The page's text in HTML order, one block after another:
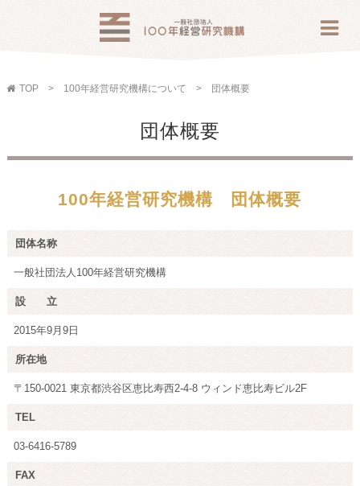
TOP 100年経営研究機構について 団体概要
団体概要
100年経営研究機構 団体概要
団体名称
一般社団法人100年経営研究機構
設 立
2015年9月9日
所在地
〒150-0021 東京都渋谷区恵比寿西2-4-8 ウィンド恵比寿ビル2F
TEL
03-6416-5789
FAX